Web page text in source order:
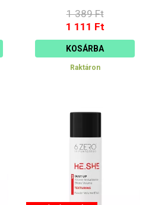
1 389 Ft
1 111 Ft
KOSÁRBA
Raktáron